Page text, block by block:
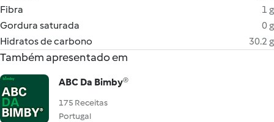
Fibra
1 g
Gordura saturada
0 g
Hidratos de carbono
30.2 g
Também apresentado em
ABC Da Bimby®
175 Receitas
Portugal